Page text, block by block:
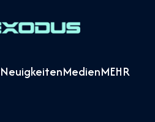
NeuigkeitenMedienMEHR